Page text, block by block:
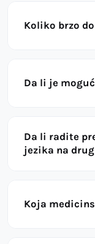
Koliko brzo
Da li je
Da li radite
jezika na
Koja